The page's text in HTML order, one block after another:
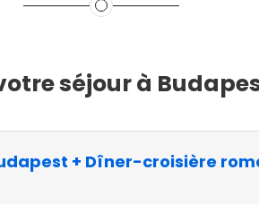
séjour à
+ Dîner-croisière